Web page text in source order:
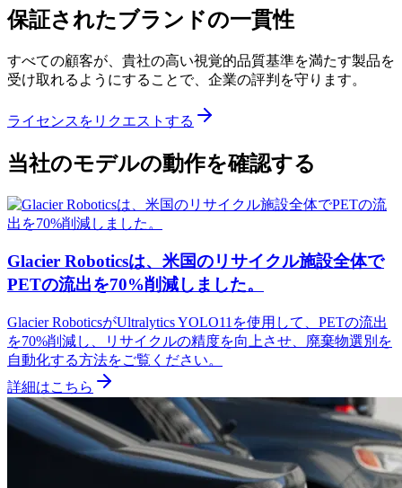
保証されたブランドの一貫性
すべての顧客が、貴社の高い視覚的品質基準を満たす製品を
受け取れるようにすることで、企業の評判を守ります。
ライセンスをリクエストする
当社のモデルの動作を確認する
Glacier Roboticsは、米国のリサイクル施設全体で
PETの流出を70%削減しました。
Glacier RoboticsがUltralytics YOLO11を使用して、PETの流出
を70%削減し、リサイクルの精度を向上させ、廃棄物選別を
自動化する方法をご覧ください。
詳細はこちら